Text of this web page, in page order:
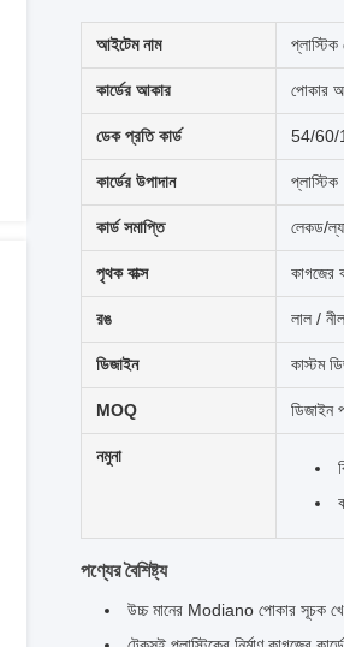
আইটেম নাম
কার্ডের আকার পোকার
ডেক প্রতি কার্ড 54/60/
কার্ডের উপাদান প্লাস্টিক
কার্ড সমাপ্তি লেকড/
পৃথক বাক্স কাগজের
রঙ লাল /
ডিজাইন কাস্টম
MOQ ডিজাইন
নমুনা
পণ্যের বৈশিষ্ট্য
উচ্চ মানের Modiano পোকার সূচক